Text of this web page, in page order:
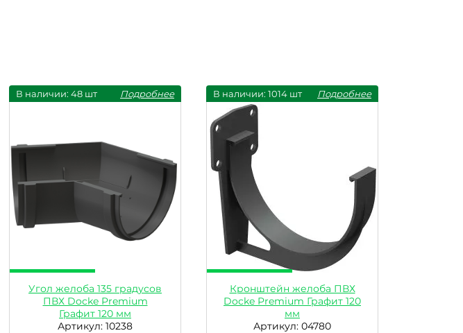
В наличии: 48 шт Подробнее
Угол желоба 135 градусов
ПВХ Docke Premium
Графит 120 мм
Артикул: 10238
В наличии: 1014 шт Подробнее
Кронштейн желоба ПВХ
Docke Premium Графит 120
мм
Артикул: 04780